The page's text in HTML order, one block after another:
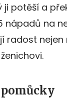
ji potěší a
nápadů na
radost nejen